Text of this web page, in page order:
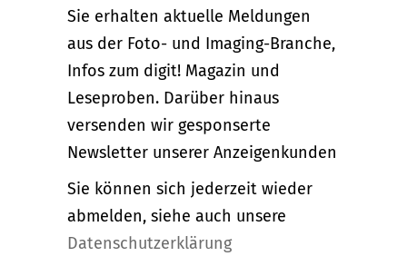
Sie erhalten aktuelle Meldungen
aus der Foto- und Imaging-Branche,
Infos zum digit! Magazin und
Leseproben. Darüber hinaus
versenden wir gesponserte
Newsletter unserer Anzeigenkunden
Sie können sich jederzeit wieder
abmelden, siehe auch unsere
Datenschutzerklärung